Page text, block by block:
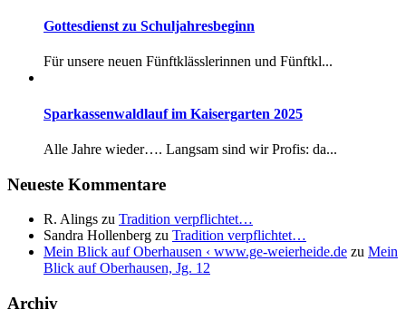
Gottesdienst zu Schuljahresbeginn
Für unsere neuen Fünftklässlerinnen und Fünftkl...
Sparkassenwaldlauf im Kaisergarten 2025
Alle Jahre wieder…. Langsam sind wir Profis: da...
Neueste Kommentare
R. Alings zu Tradition verpflichtet…
Sandra Hollenberg zu Tradition verpflichtet…
Mein Blick auf Oberhausen ‹ www.ge-weierheide.de zu Mein
Blick auf Oberhausen, Jg. 12
Archiv